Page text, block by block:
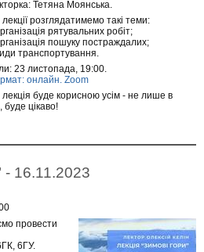
Тетяна Моянська.
розглядатимемо такі теми:
рятувальних робіт;
пошуку постраждалих;
транспортування.
23 листопада, 19:00.
онлайн. Zoom
буде корисною усім - не лише в
буде цікаво!
- 16.11.2023
провести
6ГУ.